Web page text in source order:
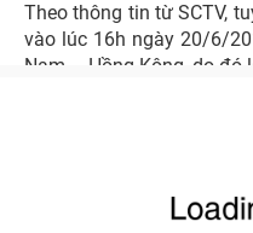
Theo thông tin từ SCTV,
vào lúc 16h ngày 20/6/
Nam – Hồng Kông, do đó